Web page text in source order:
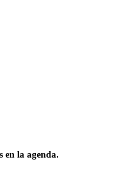
en la agenda.